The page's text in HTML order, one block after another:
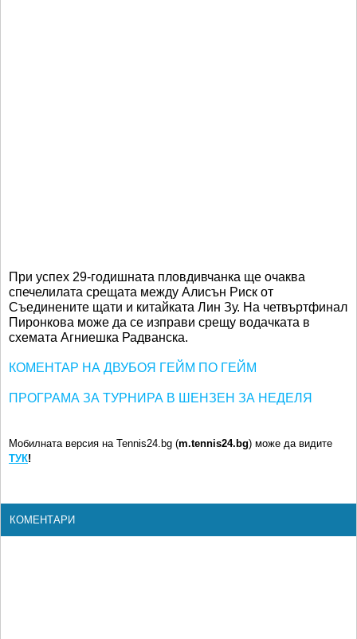
При успех 29-годишната пловдивчанка ще очаква
спечелилата срещата между Алисън Риск от
Съединените щати и китайката Лин Зу. На четвъртфинал
Пиронкова може да се изправи срещу водачката в
схемата Агниешка Радванска.
КОМЕНТАР НА ДВУБОЯ ГЕЙМ ПО ГЕЙМ
ПРОГРАМА ЗА ТУРНИРА В ШЕНЗЕН ЗА НЕДЕЛЯ
Мобилната версия на Tennis24.bg (m.tennis24.bg) може да видите
ТУК!
КОМЕНТАРИ